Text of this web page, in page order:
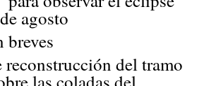
agosto
breves
reconstrucción del tramo